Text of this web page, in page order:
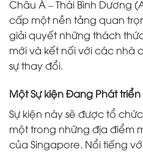
Châu Á – Thái Bình Dương
cấp một nền tảng quan
giải quyết những thách
mới và kết nối với các nhà
sự thay đổi.
Một Sự kiện Đang Phát
Sự kiện này sẽ được tổ
một trong những địa điểm
của Singapore. Nổi tiếng